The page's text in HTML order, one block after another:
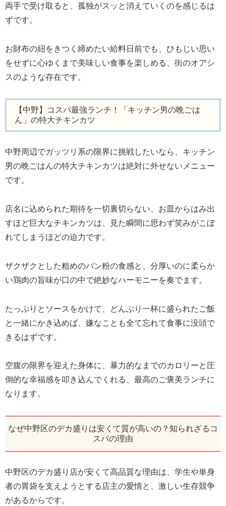
両手で受け取ると、孤独がスッと消えていくのを感じるは
ずです。
お財布の紐をきつく締めたい給料日前でも、ひもじい思い
をせずに心ゆくまで美味しい食事を楽しめる、街のオアシ
スのような存在です。
【中野】コスパ最強ランチ！「キッチン男の晩ごは
ん」の特大チキンカツ
中野周辺でガッツリ系の限界に挑戦したいなら、キッチン
男の晩ごはんの特大チキンカツは絶対に外せないメニュー
です。
店名に込められた期待を一切裏切らない、お皿からはみ出
すほど巨大なチキンカツは、見た瞬間に思わず笑みがこぼ
れてしまうほどの迫力です。
ザクザクとした粗めのパン粉の食感と、分厚いのに柔らか
い鶏肉の旨味が口の中で絶妙なハーモニーを奏でます。
たっぷりとソースをかけて、どんぶり一杯に盛られたご飯
と一緒にかき込めば、嫌なことも全て忘れて食事に没頭で
きるはずです。
空腹の限界を迎えた身体に、暴力的なまでのカロリーと圧
倒的な幸福感を叩き込んでくれる、最高のご褒美ランチに
なります。
なぜ中野区のデカ盛りは安くて質が高いの？知られざるコ
スパの理由
中野区のデカ盛り店が安くて高品質な理由は、学生や単身
者の胃袋を支えようとする店主の愛情と、激しい生存競争
があるからです。